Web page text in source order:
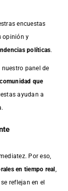
encuestas
opinión y
políticas.
panel de
comunidad que
ayudan a
Por eso,
en tiempo real
reflejan en el